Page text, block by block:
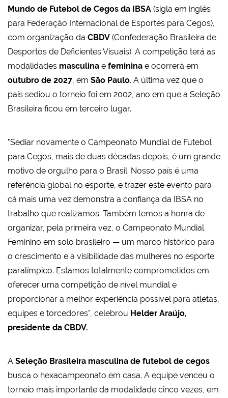
Mundo de Futebol de Cegos da IBSA (sigla em inglês
para Federação Internacional de Esportes para Cegos),
com organização da CBDV (Confederação Brasileira de
Desportos de Deficientes Visuais). A competição terá as
modalidades masculina e feminina e ocorrerá em
outubro de 2027, em São Paulo. A última vez que o
país sediou o torneio foi em 2002, ano em que a Seleção
Brasileira ficou em terceiro lugar.
"Sediar novamente o Campeonato Mundial de Futebol
para Cegos, mais de duas décadas depois, é um grande
motivo de orgulho para o Brasil. Nosso país é uma
referência global no esporte, e trazer este evento para
cá mais uma vez demonstra a confiança da IBSA no
trabalho que realizamos. Também temos a honra de
organizar, pela primeira vez, o Campeonato Mundial
Feminino em solo brasileiro — um marco histórico para
o crescimento e a visibilidade das mulheres no esporte
paralímpico. Estamos totalmente comprometidos em
oferecer uma competição de nível mundial e
proporcionar a melhor experiência possível para atletas,
equipes e torcedores", celebrou Helder Araújo,
presidente da CBDV.
A Seleção Brasileira masculina de futebol de cegos
busca o hexacampeonato em casa. A equipe venceu o
torneio mais importante da modalidade cinco vezes, em